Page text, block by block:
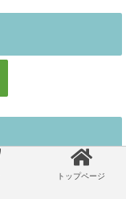
トップページ